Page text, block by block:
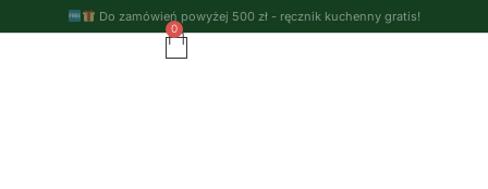
Do zamówień powyżej 500 zł - ręcznik kuchenny gratis!
0